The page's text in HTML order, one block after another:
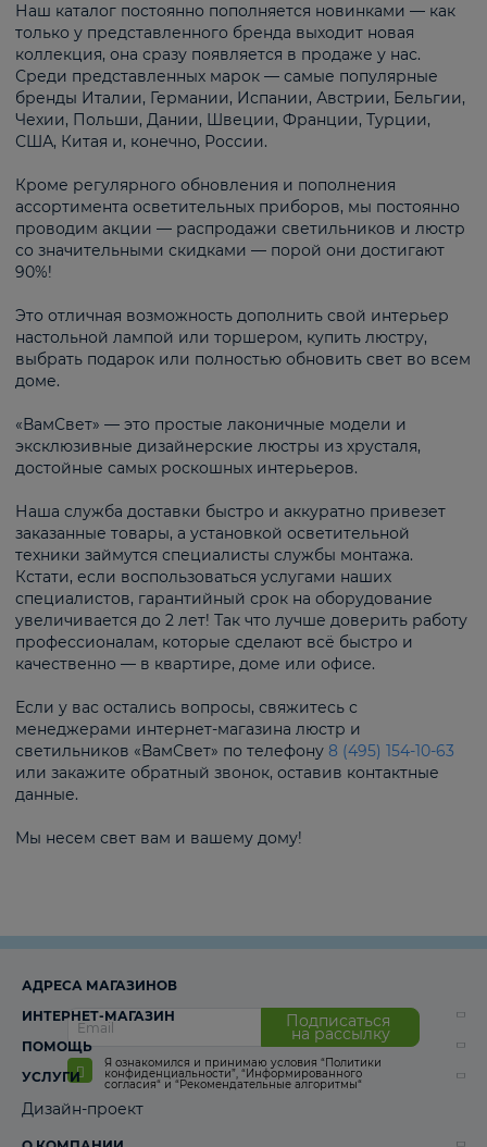
Наш каталог постоянно пополняется новинками — как
только у представленного бренда выходит новая
коллекция, она сразу появляется в продаже у нас.
Среди представленных марок — самые популярные
бренды Италии, Германии, Испании, Австрии, Бельгии,
Чехии, Польши, Дании, Швеции, Франции, Турции,
США, Китая и, конечно, России.
Кроме регулярного обновления и пополнения
ассортимента осветительных приборов, мы постоянно
проводим акции — распродажи светильников и люстр
со значительными скидками — порой они достигают
90%!
Это отличная возможность дополнить свой интерьер
настольной лампой или торшером, купить люстру,
выбрать подарок или полностью обновить свет во всем
доме.
«ВамСвет» — это простые лаконичные модели и
эксклюзивные дизайнерские люстры из хрусталя,
достойные самых роскошных интерьеров.
Наша служба доставки быстро и аккуратно привезет
заказанные товары, а установкой осветительной
техники займутся специалисты службы монтажа.
Кстати, если воспользоваться услугами наших
специалистов, гарантийный срок на оборудование
увеличивается до 2 лет! Так что лучше доверить работу
профессионалам, которые сделают всё быстро и
качественно — в квартире, доме или офисе.
Если у вас остались вопросы, свяжитесь с
менеджерами интернет-магазина люстр и
светильников «ВамСвет» по телефону 8 (495) 154-10-63
или закажите обратный звонок, оставив контактные
данные.
Мы несем свет вам и вашему дому!
Подписаться
на рассылку
Я ознакомился и принимаю условия “Политики
конфиденциальности”, “Информированного
согласия“ и “Рекомендательные алгоритмы“
АДРЕСА МАГАЗИНОВ
ИНТЕРНЕТ-МАГАЗИН
ПОМОЩЬ
УСЛУГИ
Дизайн-проект